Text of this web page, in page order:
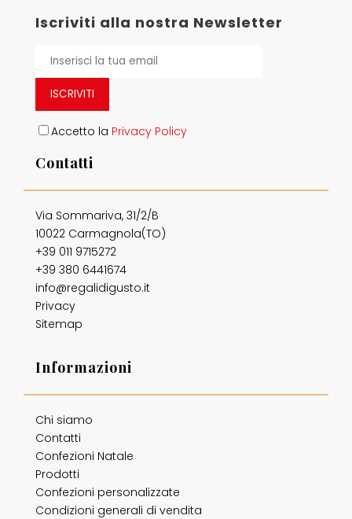
Iscriviti alla nostra Newsletter
ISCRIVITI
Accetto la Privacy Policy
Contatti
Via Sommariva, 31/2/B
10022 Carmagnola(TO)
+39 011 9715272
+39 380 6441674
info@regalidigusto.it
Privacy
Sitemap
Informazioni
Chi siamo
Contatti
Confezioni Natale
Prodotti
Confezioni personalizzate
Condizioni generali di vendita